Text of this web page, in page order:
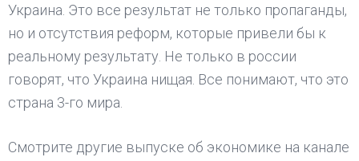
Украина. Это все результат не только пропаганды,
но и отсутствия реформ, которые привели бы к
реальному результату. Не только в россии
говорят, что Украина нищая. Все понимают, что это
страна 3-го мира.
Смотрите другие выпуске об экономике на канале